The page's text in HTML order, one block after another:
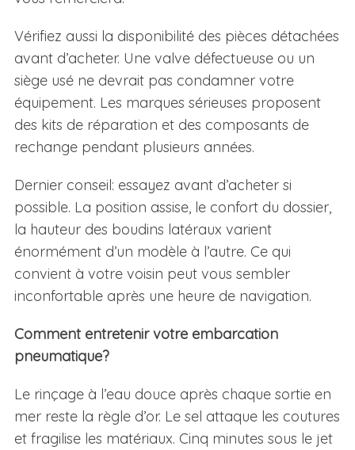
Vérifiez aussi la disponibilité des pièces détachées
avant d’acheter. Une valve défectueuse ou un
siège usé ne devrait pas condamner votre
équipement. Les marques sérieuses proposent
des kits de réparation et des composants de
rechange pendant plusieurs années.
Dernier conseil: essayez avant d’acheter si
possible. La position assise, le confort du dossier,
la hauteur des boudins latéraux varient
énormément d’un modèle à l’autre. Ce qui
convient à votre voisin peut vous sembler
inconfortable après une heure de navigation.
Comment entretenir votre embarcation
pneumatique?
Le rinçage à l’eau douce après chaque sortie en
mer reste la règle d’or. Le sel attaque les coutures
et fragilise les matériaux. Cinq minutes sous le jet